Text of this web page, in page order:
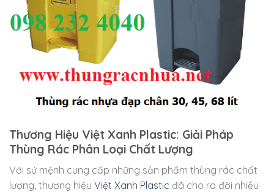
Thương Hiệu Việt Xanh Plastic: Giải Pháp
Thùng Rác Phân Loại Chất Lượng
Với sứ mệnh cung cấp những sản phẩm thùng rác chất
lượng, thương hiệu Việt Xanh Plastic đã cho ra đời nhiều